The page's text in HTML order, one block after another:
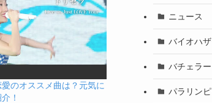
のオススメ曲は？元気に
！
ニュース
バイオハ
バチェラー
パラリン